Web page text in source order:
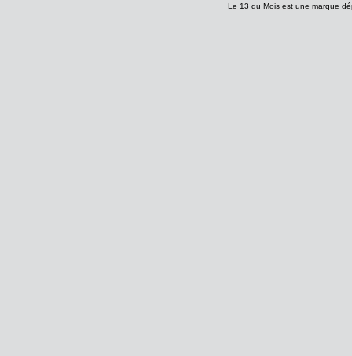
Le 13 du Mois est une marque